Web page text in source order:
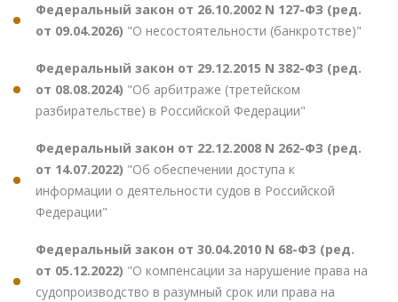
Федеральный закон от 26.10.2002 N 127-ФЗ (ред.
от 09.04.2026) "О несостоятельности (банкротстве)"
Федеральный закон от 29.12.2015 N 382-ФЗ (ред.
от 08.08.2024) "Об арбитраже (третейском
разбирательстве) в Российской Федерации"
Федеральный закон от 22.12.2008 N 262-ФЗ (ред.
от 14.07.2022) "Об обеспечении доступа к
информации о деятельности судов в Российской
Федерации"
Федеральный закон от 30.04.2010 N 68-ФЗ (ред.
от 05.12.2022) "О компенсации за нарушение права на
судопроизводство в разумный срок или права на